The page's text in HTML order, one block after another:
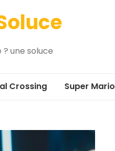
une soluce
Crossing Super Mario